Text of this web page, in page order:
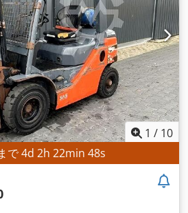
1 / 10
で4d 2h 22min 45s